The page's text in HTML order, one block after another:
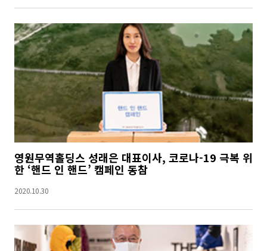
영원무역홀딩스 성래은 대표이사, 코로나-19 극복 위
한 ‘핸드 인 핸드’ 캠페인 동참
2020.10.30